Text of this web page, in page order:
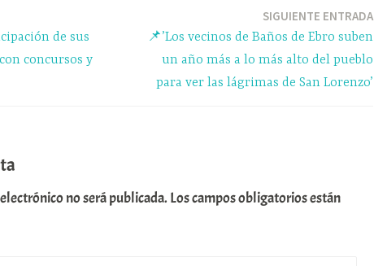
rti
r
de sus
concursos y
SIGUIENTE ENTRADA
📌’Los vecinos de Baños de Ebro suben
un año más a lo más alto del pueblo
para ver las lágrimas de San Lorenzo’
no será publicada. Los campos obligatorios están